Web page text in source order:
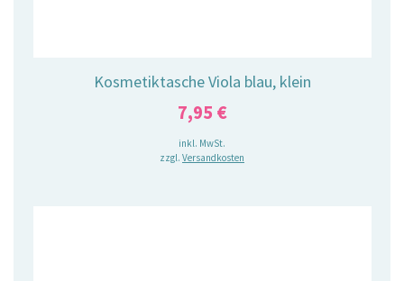
Kosmetiktasche Viola blau, klein
7,95 €
inkl. MwSt.
zzgl. Versandkosten